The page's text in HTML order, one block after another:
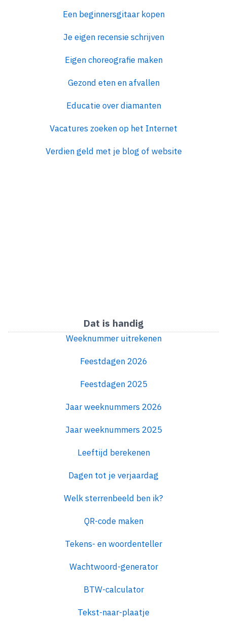
Een beginnersgitaar kopen
Je eigen recensie schrijven
Eigen choreografie maken
Gezond eten en afvallen
Educatie over diamanten
Vacatures zoeken op het Internet
Verdien geld met je blog of website
Dat is handig
Weeknummer uitrekenen
Feestdagen 2026
Feestdagen 2025
Jaar weeknummers 2026
Jaar weeknummers 2025
Leeftijd berekenen
Dagen tot je verjaardag
Welk sterrenbeeld ben ik?
QR-code maken
Tekens- en woordenteller
Wachtwoord-generator
BTW-calculator
Tekst-naar-plaatje